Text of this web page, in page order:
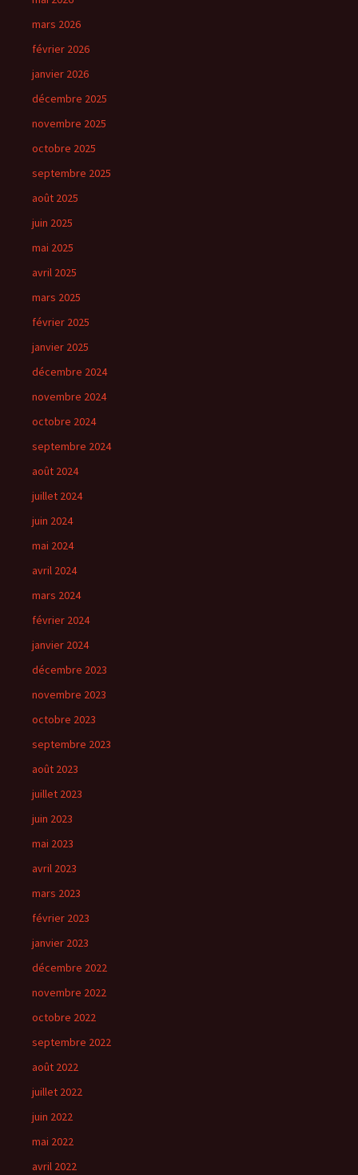
mars 2026
février 2026
janvier 2026
décembre 2025
novembre 2025
octobre 2025
septembre 2025
août 2025
juin 2025
mai 2025
avril 2025
mars 2025
février 2025
janvier 2025
décembre 2024
novembre 2024
octobre 2024
septembre 2024
août 2024
juillet 2024
juin 2024
mai 2024
avril 2024
mars 2024
février 2024
janvier 2024
décembre 2023
novembre 2023
octobre 2023
septembre 2023
août 2023
juillet 2023
juin 2023
mai 2023
avril 2023
mars 2023
février 2023
janvier 2023
décembre 2022
novembre 2022
octobre 2022
septembre 2022
août 2022
juillet 2022
juin 2022
mai 2022
avril 2022